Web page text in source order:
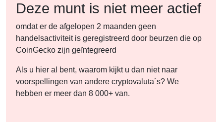
Deze munt is niet meer actief
omdat er de afgelopen 2 maanden geen
handelsactiviteit is geregistreerd door beurzen die op
CoinGecko zijn geïntegreerd
Als u hier al bent, waarom kijkt u dan niet naar
voorspellingen van andere cryptovaluta´s? We
hebben er meer dan 8 000+ van.